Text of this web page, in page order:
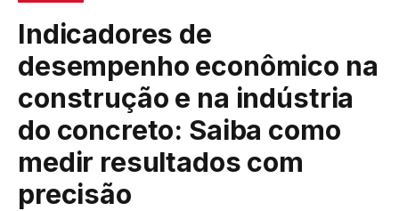
Indicadores de
desempenho econômico na
construção e na indústria
do concreto: Saiba como
medir resultados com
precisão